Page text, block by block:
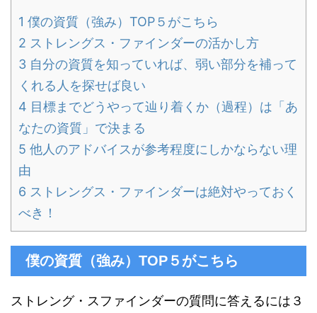
1 僕の資質（強み）TOP５がこちら
2 ストレングス・ファインダーの活かし方
3 自分の資質を知っていれば、弱い部分を補って
くれる人を探せば良い
4 目標までどうやって辿り着くか（過程）は「あ
なたの資質」で決まる
5 他人のアドバイスが参考程度にしかならない理
由
6 ストレングス・ファインダーは絶対やっておく
べき！
僕の資質（強み）TOP５がこちら
ストレング・スファインダーの質問に答えるには３